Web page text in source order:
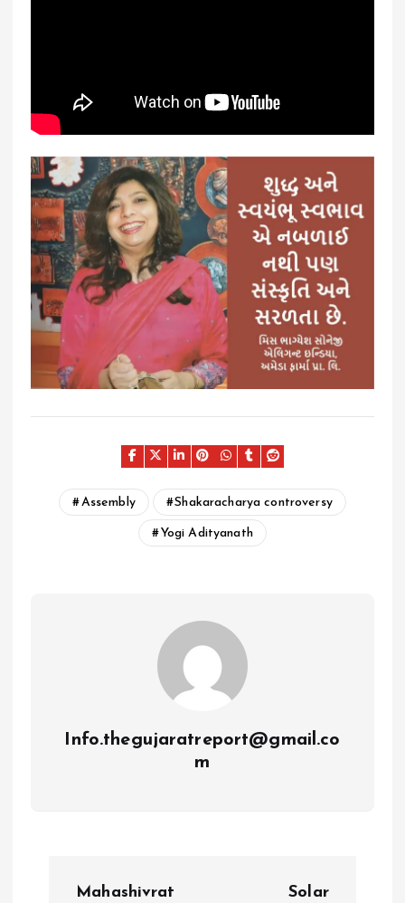
Assembly Shakaracharya controversy
Yogi Adityanath
Info.thegujaratreport@gmail.co
m
Mahashivrat
Solar